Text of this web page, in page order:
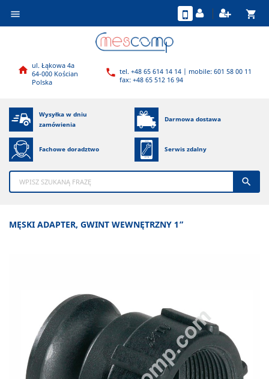
 shopping_cart
 ul. Łąkowa 4a
64-000 Kościan
Polska
 tel. +48 65 614 14 14 | mobile: 601 58 00 11
fax: +48 65 512 16 94
Wysyłka w dniu
zamówienia
Darmowa dostawa
Fachowe doradztwo Serwis zdalny

MĘSKI ADAPTER, GWINT WEWNĘTRZNY 1”